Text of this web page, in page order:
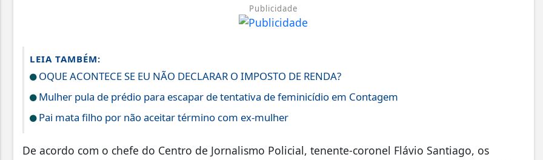
Publicidade
LEIA TAMBÉM:
OQUE ACONTECE SE EU NÃO DECLARAR O IMPOSTO DE RENDA?
Mulher pula de prédio para escapar de tentativa de feminicídio em Contagem
Pai mata filho por não aceitar término com ex-mulher
De acordo com o chefe do Centro de Jornalismo Policial, tenente-coronel Flávio Santiago, os